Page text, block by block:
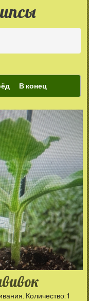
В конец
Количество: 1